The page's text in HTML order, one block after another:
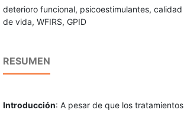
deterioro funcional, psicoestimulantes, calidad
de vida, WFIRS, GPID
RESUMEN
Introducción: A pesar de que los tratamientos